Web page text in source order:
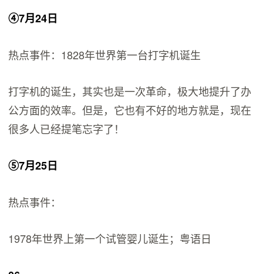
④7月24日
热点事件：1828年世界第一台打字机诞生
打字机的诞生，其实也是一次革命，极大地提升了办
公方面的效率。但是，它也有不好的地方就是，现在
很多人已经提笔忘字了！
⑤7月25日
热点事件：
1978年世界上第一个试管婴儿诞生；粤语日